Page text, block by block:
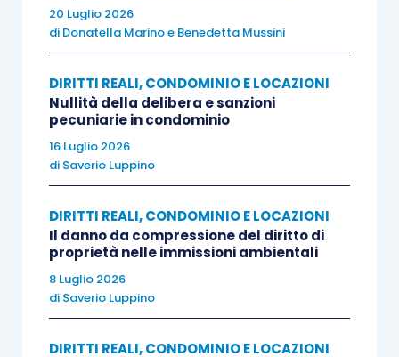
di Massa respingeva le eccezioni di prescrizione
e decadenza sollevate dalla società venditrice.
contratto non era stata successivamente
riproposta dall’attore e doveva quindi
considerarsi rinunciata, il giudice disponeva una
consulenza tecnica d’ufficio al fine di verificare lo
difetti denunciati.
Il consulente accertava infatti numerose criticità
dell’edificio, tra cui fenomeni di degrado nelle
20 Luglio 2026
di Donatella Marinoe Benedetta Mussini
DIRITTI REALI, CONDOMINIO E LOCAZIONI
Nullità della delibera e sanzioni
pecuniarie in condominio
16 Luglio 2026
di Saverio Luppino
DIRITTI REALI, CONDOMINIO E LOCAZIONI
Il danno da compressione del diritto di
proprietà nelle immissioni ambientali
8 Luglio 2026
di Saverio Luppino
DIRITTI REALI, CONDOMINIO E LOCAZIONI